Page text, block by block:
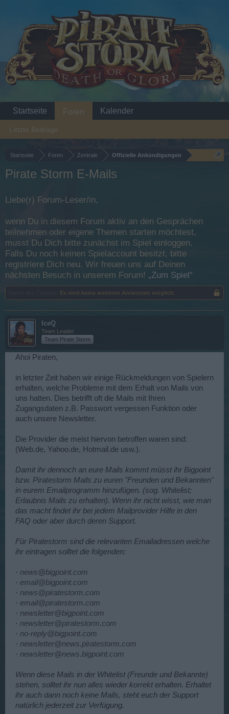
Startseite Foren Zentrale Offizielle Ankündigungen
Pirate Storm E-Mails
Liebe(r) Forum-Leser/in,
wenn Du in diesem Forum aktiv an den Gesprächen
teilnehmen oder eigene Themen starten möchtest,
musst Du Dich bitte zunächst im Spiel einloggen.
Falls Du noch keinen Spielaccount besitzt, bitte
registriere Dich neu. Wir freuen uns auf Deinen
nächsten Besuch in unserem Forum! „Zum Spiel“
Es sind keine weiteren Antworten möglich.
IceQ
Team Leader
Team Pirate Storm
Ahoi Piraten,
in letzter Zeit haben wir einige Rückmeldungen von Spielern
erhalten, welche Probleme mit dem Erhalt von Mails von
uns hatten. Dies betrifft oft die Mails mit Ihren
Zugangsdaten z.B. Passwort vergessen Funktion oder
auch unsere Newsletter.
Die Provider die meist hiervon betroffen waren sind:
(Web.de, Yahoo.de, Hotmail.de usw.).
Damit ihr dennoch an eure Mails kommt müsst ihr Bigpoint
bzw. Piratestorm Mails zu euren "Freunden und Bekannten"
in eurem Emailprogramm hinzufügen. (sog. Whitelist;
Erlaubnis Mails zu erhalten). Wenn ihr nicht wisst, wie man
das macht findet ihr bei jedem Mailprovider Hilfe in den
FAQ oder aber durch deren Support.
Für Piratestorm sind die relevanten Emailadressen welche
ihr eintragen solltet die folgenden:
· news@bigpoint.com
· email@bigpoint.com
· news@piratestorm.com
· email@piratestorm.com
· newsletter@bigpoint.com
· newsletter@piratestorm.com
· no-reply@bigpoint.com
· newsletter@news.piratestorm.com
· newsletter@news.bigpoint.com
Wenn diese Mails in der Whitelist (Freunde und Bekannte)
stehen, solltet ihr nun alles wieder korrekt erhalten. Erhaltet
ihr auch dann noch keine Mails, steht euch der Support
natürlich jederzeit zur Verfügung.
Startseite Foren
Letzte Beiträge
Kalender